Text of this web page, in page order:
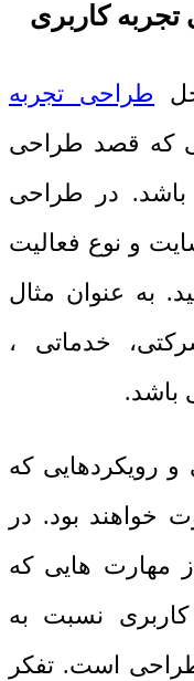
کاربری
طراحی تجربه
که قصد طراحی
باشد. در طراحی
و نوع فعالیت
به عنوان مثال
خدماتی ،
باشد.
رویکردهایی که
خواهند بود. در
مهارت هایی که
کاربری نسبت به
است. تفکر